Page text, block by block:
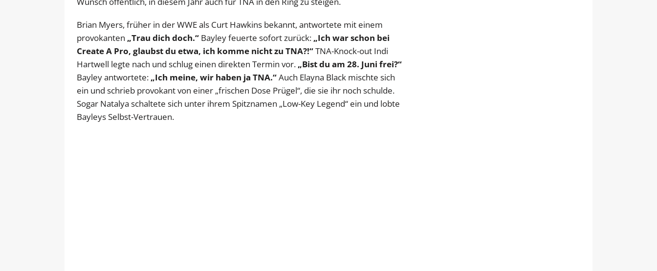
Brian Myers, früher in der WWE als Curt Hawkins bekannt, antwortete mit einem
provokanten „Trau dich doch.“ Bayley feuerte sofort zurück: „Ich war schon bei
Create A Pro, glaubst du etwa, ich komme nicht zu TNA?!“TNA-Knock-out Indi
Hartwell legte nach und schlug einen direkten Termin vor. „Bist du am 28. Juni frei?“
Bayley antwortete: „Ich meine, wir haben ja TNA.“Auch Elayna Black mischte sich
ein und schrieb provokant von einer „frischen Dose Prügel“, die sie ihr noch schulde.
Sogar Natalya schaltete sich unter ihrem Spitznamen „Low-Key Legend“ ein und lobte
Bayleys Selbst-Vertrauen.